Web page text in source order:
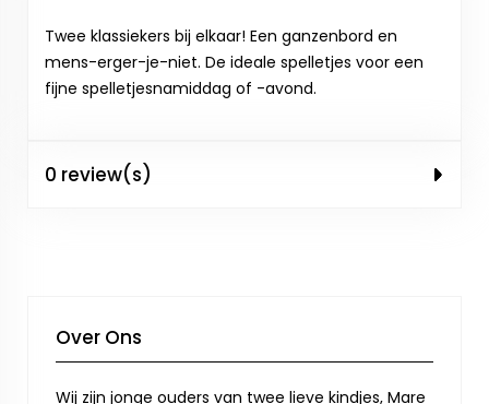
Twee klassiekers bij elkaar! Een ganzenbord en
mens-erger-je-niet. De ideale spelletjes voor een
fijne spelletjesnamiddag of -avond.
0 review(s)
Over Ons
Wij zijn jonge ouders van twee lieve kindjes, Mare